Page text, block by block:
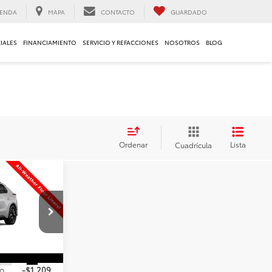
MAPA CONTACTO GUARDADO
FINANCIAMIENTO SERVICIO Y REFACCIONES NOSOTROS BLOG
Ordenar Cuadrícula Lista
014985
FINAL
$42,309
-$1,209